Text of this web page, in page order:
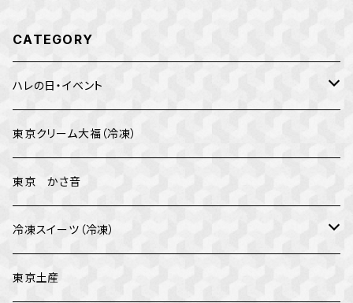
CATEGORY
ハレの日・イベント
バレンタイン
イベント
母の日
父の日
東京クリーム大福（冷凍）
東京 かさ音
冷凍スイーツ（冷凍）
テオブロマ
東京土産